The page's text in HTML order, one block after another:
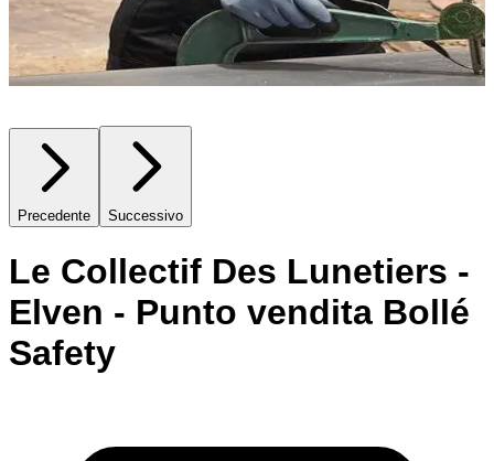
Precedente Successivo
Le Collectif Des Lunetiers -
Elven - Punto vendita Bollé
Safety